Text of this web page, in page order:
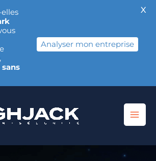
,
Analyser mon entreprise
X